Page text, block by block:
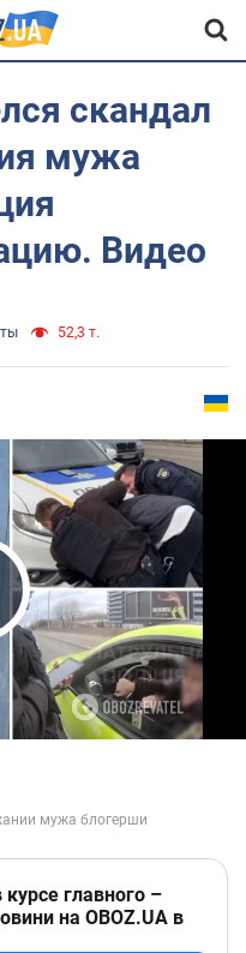
скандал
мужа
Видео
52,3 т.
Video
главного –
на OBOZ.UA в